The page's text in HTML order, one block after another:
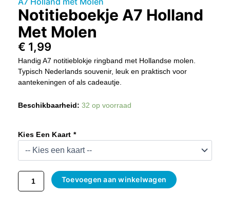
Notitieboekje A7 Holland
Met Molen
€ 1,99
Handig A7 notitieblokje ringband met Hollandse molen.
Typisch Nederlands souvenir, leuk en praktisch voor
aantekeningen of als cadeautje.
Beschikbaarheid: 32 op voorraad
Kies Een Kaart *
Met
Molen
Aantal
Toevoegen aan winkelwagen